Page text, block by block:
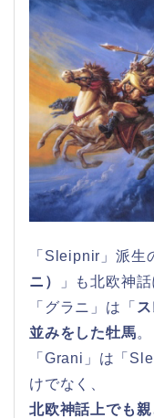
「Sleipnir」派生
ニ）
」も北欧神
「グラニ」は「
並みをした牡馬。
「Grani」は「
けでなく、
北欧神話上でも